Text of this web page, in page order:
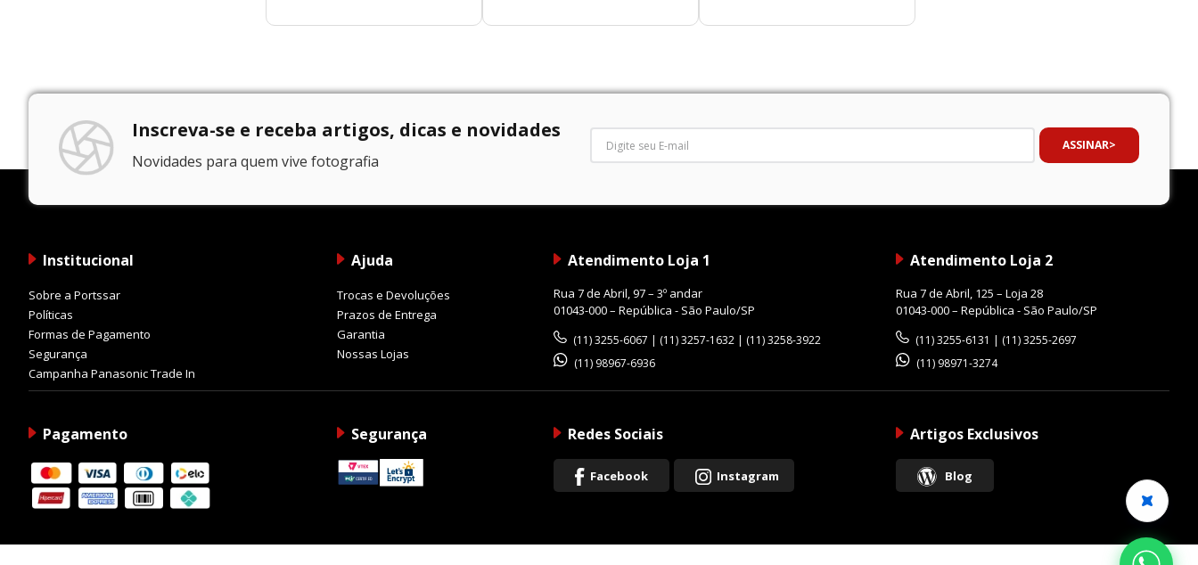
Inscreva-se e receba artigos, dicas e novidades
Novidades para quem vive fotografia
ASSINAR
Institucional
Sobre a Portssar
Políticas
Formas de Pagamento
Segurança
Campanha Panasonic Trade In
Ajuda
Trocas e Devoluções
Prazos de Entrega
Garantia
Nossas Lojas
Atendimento Loja 1
Rua 7 de Abril, 97 – 3º andar
01043-000 – República - São Paulo/SP
(11) 3255-6067 | (11) 3257-1632 | (11) 3258-3922
(11) 98967-6936
Atendimento Loja 2
Rua 7 de Abril, 125 – Loja 28
01043-000 – República - São Paulo/SP
(11) 3255-6131 | (11) 3255-2697
(11) 98971-3274
Pagamento Segurança Redes Sociais
Facebook Instagram
Artigos Exclusivos
Blog